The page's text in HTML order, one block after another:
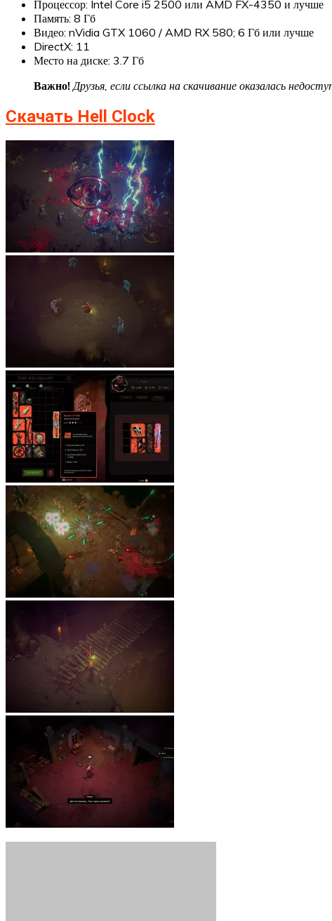
Процессор: Intel Core i5 2500 или AMD FX-4350 и лучше
Память: 8 Гб
Видео: nVidia GTX 1060 / AMD RX 580; 6 Гб или лучше
DirectX: 11
Место на диске: 3.7 Гб
Важно!Друзья, если ссылка на скачивание оказалась
Скачать Hell Clock